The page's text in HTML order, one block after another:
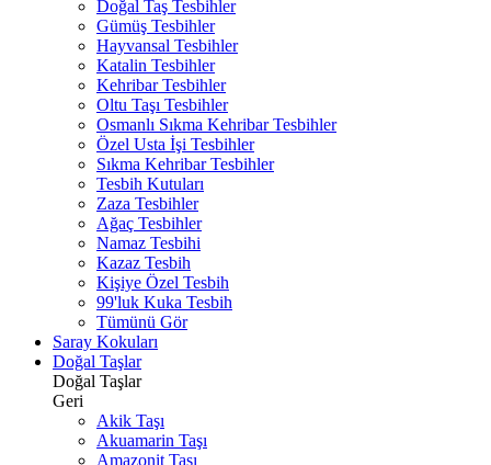
Doğal Taş Tesbihler
Gümüş Tesbihler
Hayvansal Tesbihler
Katalin Tesbihler
Kehribar Tesbihler
Oltu Taşı Tesbihler
Osmanlı Sıkma Kehribar Tesbihler
Özel Usta İşi Tesbihler
Sıkma Kehribar Tesbihler
Tesbih Kutuları
Zaza Tesbihler
Ağaç Tesbihler
Namaz Tesbihi
Kazaz Tesbih
Kişiye Özel Tesbih
99'luk Kuka Tesbih
Tümünü Gör
Saray Kokuları
Doğal Taşlar
Doğal Taşlar
Geri
Akik Taşı
Akuamarin Taşı
Amazonit Taşı